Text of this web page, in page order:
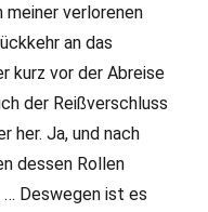
verlorenen
an das
kurz vor der Abreise
der Reißverschluss
her. Ja, und nach
dessen Rollen
… Deswegen ist es